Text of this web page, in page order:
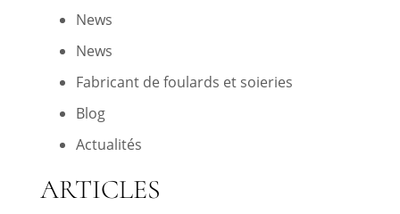
News
News
Fabricant de foulards et soieries
Blog
Actualités
ARTICLES